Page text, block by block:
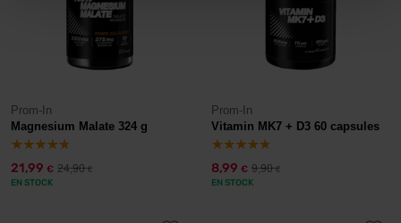
Prom-In
Magnesium Malate 324 g
21,99 € 24,90€
EN STOCK
Prom-In
Vitamin MK7 + D3 60 capsules
8,99 € 9,90€
EN STOCK